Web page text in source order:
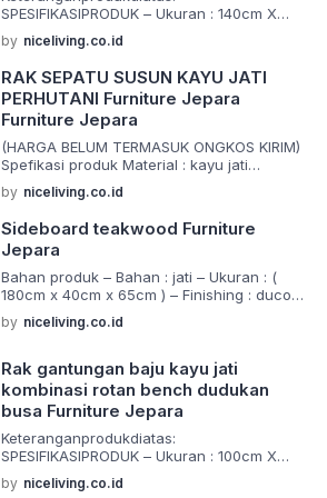
SPESIFIKASIPRODUK – Ukuran : 140cm X
alami -
ducoatausesuaiyangandainginkan -
Packing:Menggunakan2lapiskertassinglefis
hdankardustebal
Barangdibuatmenggunakanmaterialyangber
kualitasdanjugadikerjakanolehtangantanga
nahliyangsudahberpegalamandalampembu
atanmebeldanpewarnaanfinishing,makadari
yaprodukprodukmebelyangberkualitas
Pengiriman: -
NOTABARANG/InvoicesayakirimpakeJNE/J&
T/Tiki/Pos -
untukBARANGakankamikirimmenggunakanJ
asaEkspedisiTrukmaupunpickupdariJeparay
angsudahsangatterpercayadanbekerjasam
Hargayangtercantumbelumtermasukongkire
kpedisi,infoongkirekpedisibisachatpelapakt
erlebihdahulu
Selamatberbelanjadifurniturekami
#kursitamu#kursitamusudut#kursiminimalis#
kursikayujati#mejamakan#kursiklasik#kursic
affe#kursimewah#almarihias#almarimodern
#customkamar#kamarkekinian#mejakantor
by niceliving.co.id
RAK SEPATU SUSUN KAYU JATI
PERHUTANI Furniture Jepara
Furniture Jepara
(HARGA BELUM TERMASUK ONGKOS KIRIM)
Spefikasi produk Material : kayu jati
melayani request custom semua jenis
(bahan,ukuran,desain,warna) Furniture
terbaru dengan model desain elegan dan
antik. Sangat cocok untuk melengkapi
rumah anda. Barang di buat menggunakan
material yang berkualitas dan juga
dikerjakan oleh tangan tangan ahli yang […]
by niceliving.co.id
Sideboard teakwood Furniture
Jepara
Bahan produk – Bahan : jati – Ukuran : (
180cm x 40cm x 65cm ) – Finishing : duco
PENGIRIMAN !! -berat yang tertera
melalui jasa pengiriman jne -barang akan
dikirim melalui jasa pengiriman ekpedisi
truck yang sudah terbiasa bekerja sama
dengan kami -jika […]
by niceliving.co.id
Rak gantungan baju kayu jati
kombinasi rotan bench dudukan
busa Furniture Jepara
Keteranganprodukdiatas:
SPESIFIKASIPRODUK – Ukuran : 100cm X
alami -
by niceliving.co.id